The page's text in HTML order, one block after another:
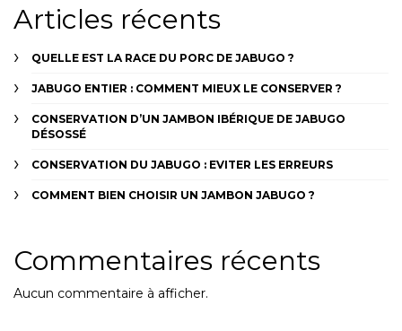
Articles récents
QUELLE EST LA RACE DU PORC DE JABUGO ?
JABUGO ENTIER : COMMENT MIEUX LE CONSERVER ?
CONSERVATION D’UN JAMBON IBÉRIQUE DE JABUGO
DÉSOSSÉ
CONSERVATION DU JABUGO : EVITER LES ERREURS
COMMENT BIEN CHOISIR UN JAMBON JABUGO ?
Commentaires récents
Aucun commentaire à afficher.